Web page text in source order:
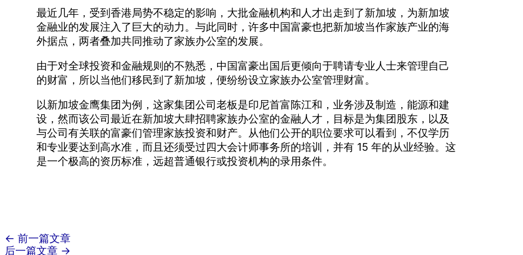
最近几年，受到香港局势不稳定的影响，大批金融机构和人才出走到了新加坡，为新加坡
金融业的发展注入了巨大的动力。与此同时，许多中国富豪也把新加坡当作家族产业的海
外据点，两者叠加共同推动了家族办公室的发展。
由于对全球投资和金融规则的不熟悉，中国富豪出国后更倾向于聘请专业人士来管理自己
的财富，所以当他们移民到了新加坡，便纷纷设立家族办公室管理财富。
以新加坡金鹰集团为例，这家集团公司老板是印尼首富陈江和，业务涉及制造，能源和建
设，然而该公司最近在新加坡大肆招聘家族办公室的金融人才，目标是为集团股东，以及
与公司有关联的富豪们管理家族投资和财产。从他们公开的职位要求可以看到，不仅学历
和专业要达到高水准，而且还须受过四大会计师事务所的培训，并有 15 年的从业经验。这
是一个极高的资历标准，远超普通银行或投资机构的录用条件。
← 前一篇文章
后一篇文章 →